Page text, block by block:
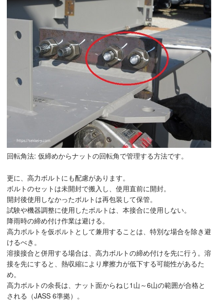
回転角法: 仮締めからナットの回転角で管理する方法です。
更に、高力ボルトにも配慮があります。
ボルトのセットは未開封で搬入し、使用直前に開封。
開封後使用しなかったボルトは再包装して保管。
試験や機器調整に使用したボルトは、本接合に使用しない。
降雨時の締め付け作業は避ける。
高力ボルトを仮ボルトとして兼用することは、特別な場合を除き避
けるべき。
溶接接合と併用する場合は、高力ボルトの締め付けを先に行う。溶
接を先にすると、熱収縮により摩擦力が低下する可能性があるた
め。
高力ボルトの余長は、ナット面からねじ1山～6山の範囲が合格と
される（JASS 6準拠）。